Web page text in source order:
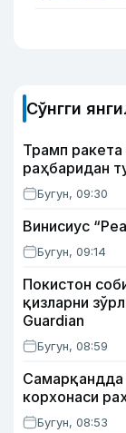
Сўнгги
Трамп
раҳбаридан
Бугун, 09:30
Винисиус
Бугун, 09:14
Покистон
қизларни
Guardian
Бугун, 08:59
Самарқандда
корхонаси
Бугун, 08:53